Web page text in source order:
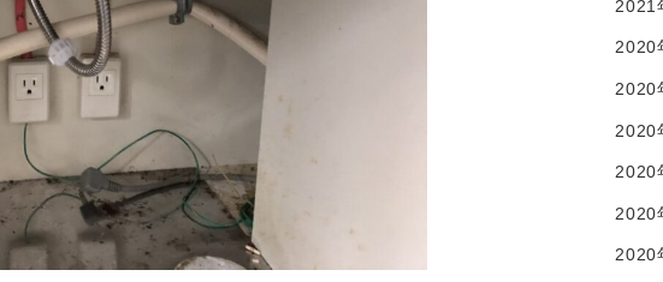
2021
2020
2020
2020
2020
2020
2020